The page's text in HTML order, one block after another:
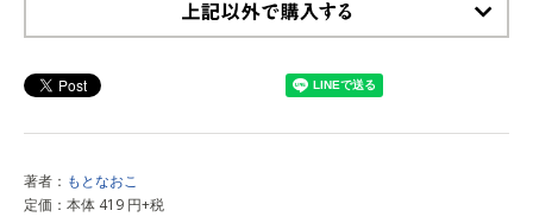
著者： もとなおこ
定価：本体 419 円+税